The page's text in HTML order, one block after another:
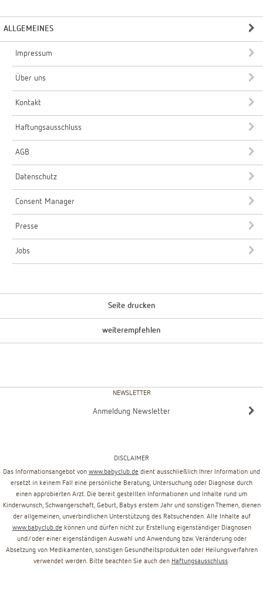
ALLGEMEINES
Impressum
Über uns
Kontakt
Haftungsausschluss
AGB
Datenschutz
Consent Manager
Presse
Jobs
Seite drucken
weiterempfehlen
NEWSLETTER
Anmeldung Newsletter
DISCLAIMER
Das Informationsangebot von www.babyclub.de dient ausschließlich Ihrer Information und
ersetzt in keinem Fall eine persönliche Beratung, Untersuchung oder Diagnose durch
einen approbierten Arzt. Die bereit gestellten Informationen und Inhalte rund um
Kinderwunsch, Schwangerschaft, Geburt, Babys erstem Jahr und sonstigen Themen, dienen
der allgemeinen, unverbindlichen Unterstützung des Ratsuchenden. Alle Inhalte auf
www.babyclub.de können und dürfen nicht zur Erstellung eigenständiger Diagnosen
und/oder einer eigenständigen Auswahl und Anwendung bzw. Veränderung oder
Absetzung von Medikamenten, sonstigen Gesundheitsprodukten oder Heilungsverfahren
verwendet werden. Bitte beachten Sie auch den Haftungsausschluss.